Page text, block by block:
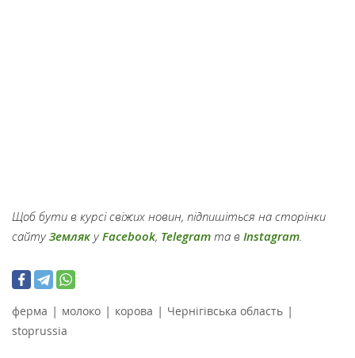
Щоб бути в курсі свіжих новин, підпишіться на сторінки
сайтуЗемлякуFacebook, Telegram та в Instagram.
ферма | молоко | корова | Чернігівська область |
stoprussia